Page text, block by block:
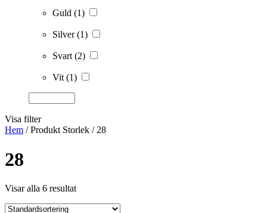
Guld (1)
Silver(1)
Svart(2)
Vit(1)
Visa filter
Hem / Produkt Storlek / 28
28
Visar alla 6 resultat